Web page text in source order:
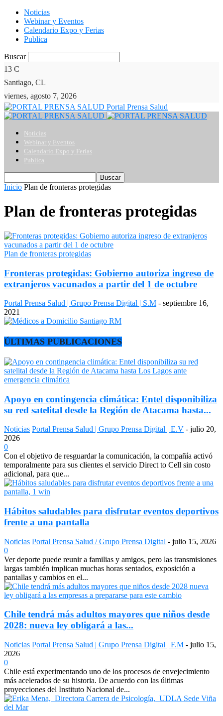
Noticias
Webinar y Eventos
Calendario Expo y Ferias
Publica
Buscar
13 C
Santiago, CL
viernes, agosto 7, 2026
Portal Prensa Salud
Noticias
Webinar y Eventos
Calendario Expo y Ferias
Publica
Inicio Plan de fronteras protegidas
Plan de fronteras protegidas
Plan de fronteras protegidas
Fronteras protegidas: Gobierno autoriza ingreso de
extranjeros vacunados a partir del 1 de octubre
Portal Prensa Salud | Grupo Prensa Digital | S.M - septiembre 16,
2021
ÚLTIMAS PUBLICACIONES
Apoyo en contingencia climática: Entel disponibiliza
su red satelital desde la Región de Atacama hasta...
Noticias Portal Prensa Salud | Grupo Prensa Digital | E.V - julio 20,
2026
0
Con el objetivo de resguardar la comunicación, la compañía activó
temporalmente para sus clientes el servicio Direct to Cell sin costo
adicional, para que...
Hábitos saludables para disfrutar eventos deportivos
frente a una pantalla
Noticias Portal Prensa Salud / Grupo Prensa Digital - julio 15, 2026
0
Ver deporte puede reunir a familias y amigos, pero las transmisiones
largas también implican muchas horas sentados, exposición a
pantallas y cambios en el...
Chile tendrá más adultos mayores que niños desde
2028: nueva ley obligará a las...
Noticias Portal Prensa Salud | Grupo Prensa Digital | F.M - julio 15,
2026
0
Chile está experimentando uno de los procesos de envejecimiento
más acelerados de su historia. De acuerdo con las últimas
proyecciones del Instituto Nacional de...